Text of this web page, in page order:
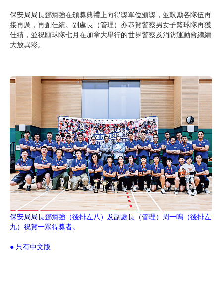
保安局局長鄧炳強在頒獎典禮上向得獎單位頒獎，並鼓勵各隊伍再
接再厲，再創佳績。副處長（管理）亦恭賀警察男女子籃球隊再獲
佳績，並祝願球隊七月在加拿大舉行的世界警察及消防運動會繼續
大放異彩。
保安局局長鄧炳強（後排左八）及副處長（管理）周一鳴（後排左
九）祝賀一眾得獎者。
● 只有中文版